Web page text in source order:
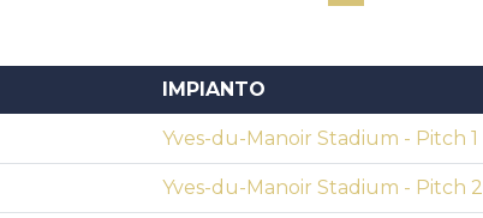
IMPIANTO
Yves-du-Manoir Stadium - Pitch 1
Yves-du-Manoir Stadium - Pitch 2